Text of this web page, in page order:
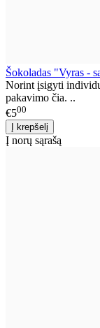
Šokoladas "Vyras -
Norint įsigyti
pakavimo čia. ..
€500
Į norų sąrašą